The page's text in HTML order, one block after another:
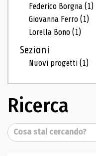
Federico Borgna(1)
Giovanna Ferro(1)
Lorella Bono(1)
Sezioni
Nuovi progetti(1)
Ricerca
Cerca